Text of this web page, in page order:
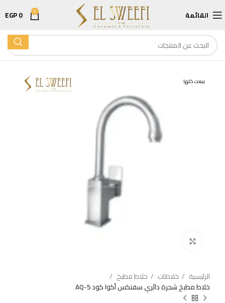
القائمة 0
EGP0
بيعت كلها
الرئيسية خلاطات
خلاط مطبخ
خلاط مطبخ شجرة دائري سفنكس أكوا كود AQ-5